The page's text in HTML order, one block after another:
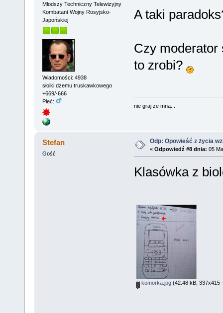
Młodszy Techniczny Telewizyjny
Kombatant Wojny Rosyjsko-
Japońskiej
Wiadomości: 4938
słoiki dżemu truskawkowego
+669/-666
Płeć:
A taki
Czy moderator
to zrobi?
nie graj ze mną...
Stefan
Gość
Odp: Opowieść z życia
« Odpowiedź #8 dnia: 05
Klasówka z
komorka.jpg(42.48 kB, 337x415